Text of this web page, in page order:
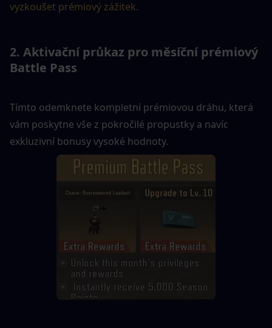
vyzkoušet prémiový zážitek.
2. Aktivační průkaz pro měsíční prémiový
Battle Pass
Tímto odemknete kompletní prémiovou dráhu, která
vám poskytne vše z pokročilé propustky a navíc
exkluzivní bonusy vysoké hodnoty.